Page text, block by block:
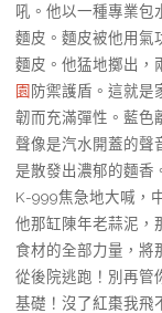
吼。他以一種專業包
麵皮。麵皮被他用氣
麵皮。他猛地擲出，
園 防禦護盾。這就是
韌而充滿彈性。藍色
聲像是汽水開蓋的聲
是散發出濃郁的麵香
K-999焦急地大喊，
他那缸陳年老蒜泥，
食材的全部力量，將
從後院逃跑！別再管
基礎！沒了紅棗我飛